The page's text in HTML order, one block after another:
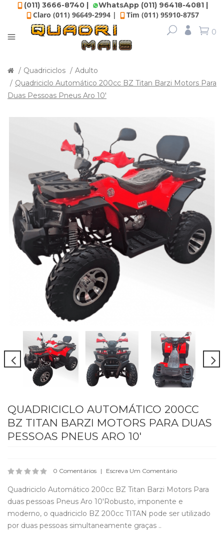
(011) 3666-8740 | WhatsApp (011) 96418-4081 |
Claro (011) 96649-2994 | Tim (011) 95910-8757
0
Quadriciclos
Adulto
Quadriciclo Automático 200cc BZ Titan Barzi Motors Para
Duas Pessoas Pneus Aro 10'
QUADRICICLO AUTOMÁTICO 200CC
BZ TITAN BARZI MOTORS PARA DUAS
PESSOAS PNEUS ARO 10'
0 Comentários Escreva Um Comentário
Quadriciclo Automático 200cc BZ Titan Barzi Motors Para
duas pessoas Pneus Aro 10'Robusto, imponente e
moderno, o quadriciclo BZ 200cc TITAN pode ser utilizado
por duas pessoas simultaneamente graças ..